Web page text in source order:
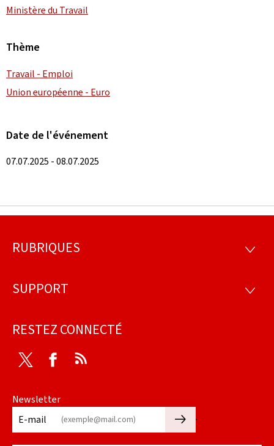
Ministère du Travail
Thème
Travail - Emploi
Union européenne - Euro
Date de l'événement
07.07.2025 - 08.07.2025
Pied
page
RUBRIQUES
SUPPORT
RESTEZ CONNECTÉ
Twitter Facebook
Newsletter
E-mail
🡒